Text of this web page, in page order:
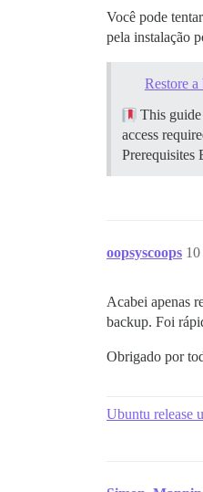
Você pode
pela instalação
Restore
This
access
Prerequisites
oopsyscoops 10
Acabei apenas
backup. Foi
Obrigado por
Ubuntu release